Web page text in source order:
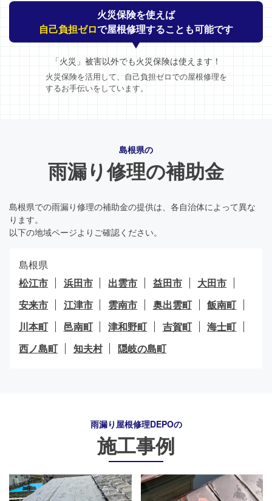
火災保険を使えば
自己負担ゼロで屋根修理することも可能です
「火災」被害以外でも火災保険は使えます！
火災保険を活用して、自己負担ゼロでの屋根修理を
するお手伝いをしています。
島根県の
雨漏り修理の補助金
島根県での雨漏り修理の補助金の提供は、各自治体によって異な
ります。
以下の地域ページよりご確認ください。
島根県
松江市
浜田市 出雲市 益田市
大田市
安来市
江津市 雲南市 奥出雲町
飯南町
川本町
邑南町 津和野町 吉賀町
海士町
西ノ島町
知夫村 隠岐の島町
雨漏り屋根修理DEPOの
施工事例